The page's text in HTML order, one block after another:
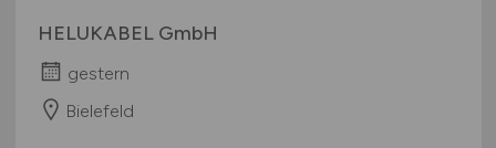
HELUKABEL GmbH
gestern
Bielefeld